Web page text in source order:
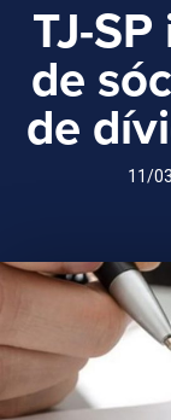
TJ-
de
de
11/